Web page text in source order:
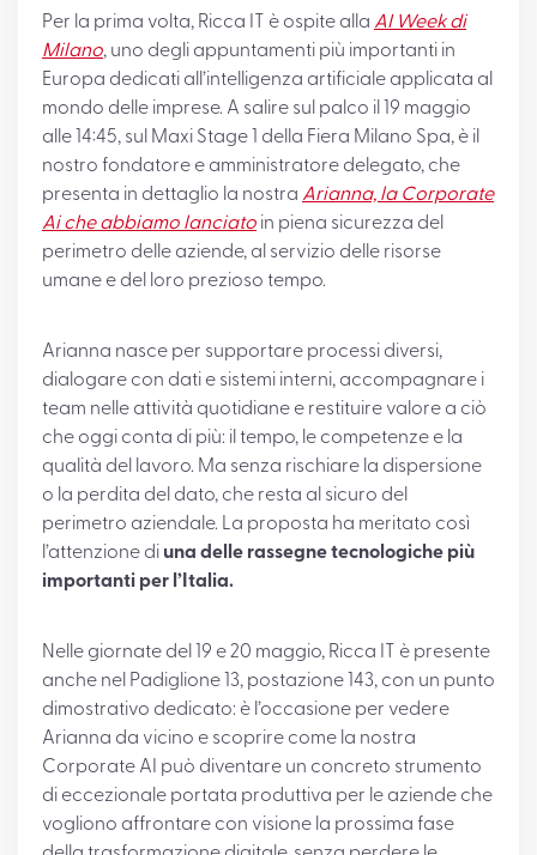
Per la prima volta, Ricca IT è ospite alla AI Week di
Milano, uno degli appuntamenti più importanti in
Europa dedicati all’intelligenza artificiale applicata al
mondo delle imprese. A salire sul palco il 19 maggio
alle 14:45, sul Maxi Stage 1 della Fiera Milano Spa, è il
nostro fondatore e amministratore delegato, che
presenta in dettaglio la nostra Arianna, la Corporate
Ai che abbiamo lanciato in piena sicurezza del
perimetro delle aziende, al servizio delle risorse
umane e del loro prezioso tempo.
Arianna nasce per supportare processi diversi,
dialogare con dati e sistemi interni, accompagnare i
team nelle attività quotidiane e restituire valore a ciò
che oggi conta di più: il tempo, le competenze e la
qualità del lavoro. Ma senza rischiare la dispersione
o la perdita del dato, che resta al sicuro del
perimetro aziendale. La proposta ha meritato così
l’attenzione di una delle rassegne tecnologiche più
importanti per l’Italia.
Nelle giornate del 19 e 20 maggio, Ricca IT è presente
anche nel Padiglione 13, postazione 143, con un punto
dimostrativo dedicato: è l’occasione per vedere
Arianna da vicino e scoprire come la nostra
Corporate AI può diventare un concreto strumento
di eccezionale portata produttiva per le aziende che
vogliono affrontare con visione la prossima fase